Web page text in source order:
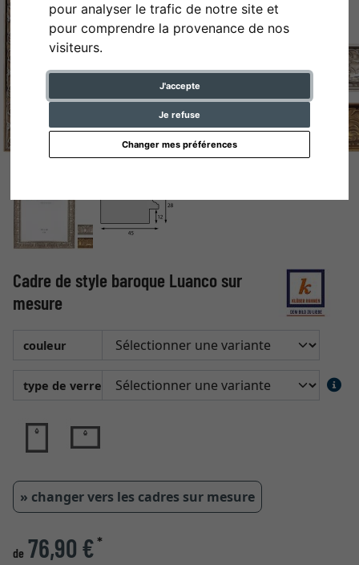
pour analyser le trafic de notre site et
pour comprendre la provenance de nos
visiteurs.
J'accepte
Je refuse
Changer mes préférences
Cadre de style baroque Luanco sur
mesure
couleur
type de verre
» changer vers les cadres sur mesure
de 76,90 €*